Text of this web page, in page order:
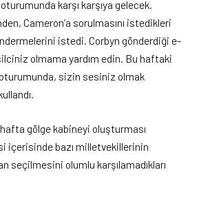
oturumunda karşı karşıya gelecek.
Cameron’a sorulmasını istedikleri
istedi. Corbyn gönderdiği e-
olmama yardım edin. Bu haftaki
oturumunda, sizin sesiniz olmak
gölge kabineyi oluşturması
içerisinde bazı milletvekillerinin
seçilmesini olumlu karşılamadıkları